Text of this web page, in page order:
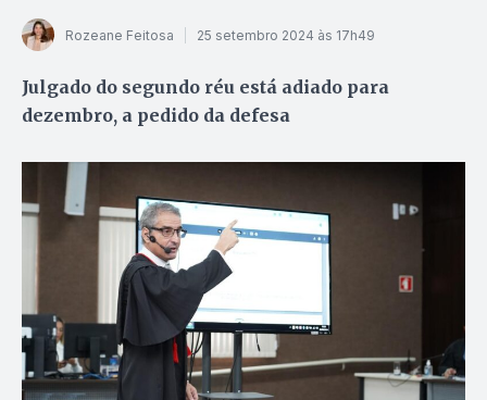
Rozeane Feitosa 25 setembro 2024 às 17h49
Julgado do segundo réu está adiado para
dezembro, a pedido da defesa